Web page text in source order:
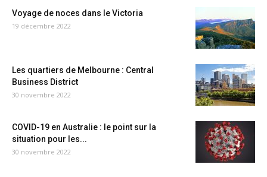
Voyage de noces dans le Victoria
19 décembre 2022
Les quartiers de Melbourne : Central
Business District
30 novembre 2022
COVID-19 en Australie : le point sur la
situation pour les...
30 novembre 2022